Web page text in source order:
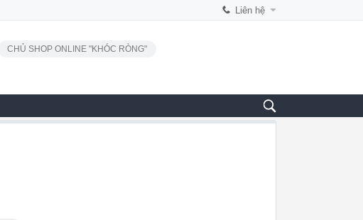
Liên hệ
CHỦ SHOP ONLINE "KHÓC RÒNG"